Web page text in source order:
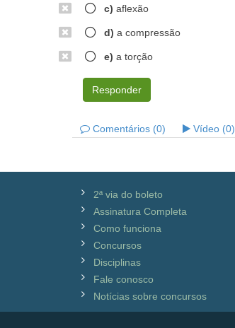
c) aflexão
d) a compressão
e) a torção
Responder
Comentários (0) Vídeo (0)
2ª via do boleto
Assinatura Completa
Como funciona
Concursos
Disciplinas
Fale conosco
Notícias sobre concursos